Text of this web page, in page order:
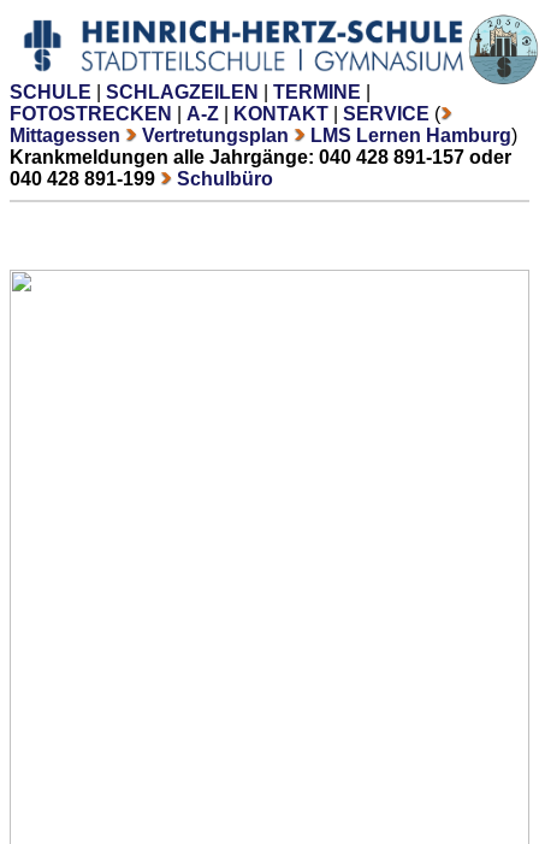
SCHULE SCHLAGZEILEN TERMINE
FOTOSTRECKEN
A-Z KONTAKT SERVICE (
Mittagessen
Vertretungsplan LMS Lernen Hamburg)
Krankmeldungen alle Jahrgänge: 040 428 891-157 oder
040 428 891-199
Schulbüro